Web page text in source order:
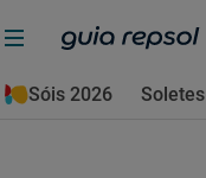
Sóis 2026 Soletes